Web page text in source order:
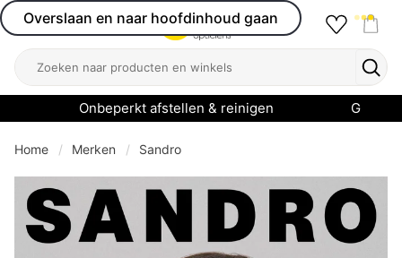
Overslaan en naar hoofdinhoud gaan
Open menu
Zoeken
Onbeperkt afstellen & reinigen
Home Merken Sandro